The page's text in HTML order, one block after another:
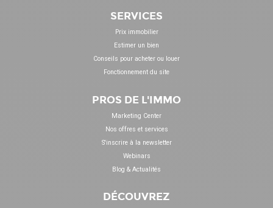
SERVICES
Prix immobilier
Estimer un bien
Conseils pour acheter ou louer
Fonctionnement du site
PROS DE L'IMMO
Marketing Center
Nos offres et services
S'inscrire à la newsletter
Webinars
Blog & Actualités
DÉCOUVREZ